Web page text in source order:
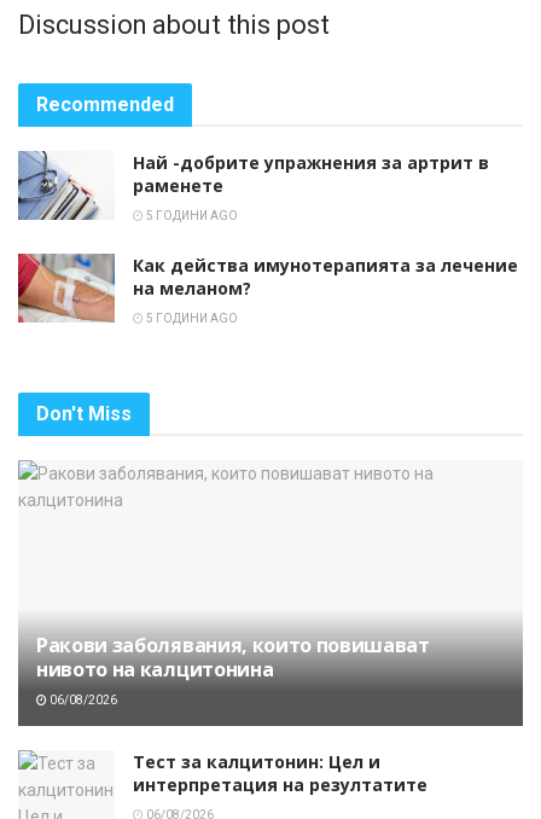
Discussion about this post
Recommended
Най -добрите упражнения за артрит в
раменете
5 ГОДИНИ AGO
Как действа имунотерапията за лечение
на меланом?
5 ГОДИНИ AGO
Don't Miss
Ракови заболявания, които повишават
нивото на калцитонина
06/08/2026
Тест за калцитонин: Цел и
интерпретация на резултатите
06/08/2026